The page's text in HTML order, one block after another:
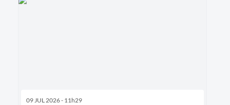
09 JUL 2026 - 11h29